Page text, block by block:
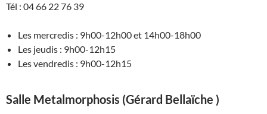
Tél : 04 66 22 76 39
Les mercredis : 9h00-12h00 et 14h00-18h00
Les jeudis : 9h00-12h15
Les vendredis : 9h00-12h15
Salle Metalmorphosis (Gérard Bellaïche )